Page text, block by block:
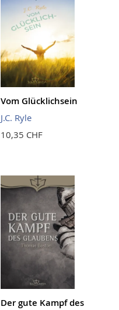
Vom Glücklichsein
J.C. Ryle
10,35 CHF
Der gute Kampf des